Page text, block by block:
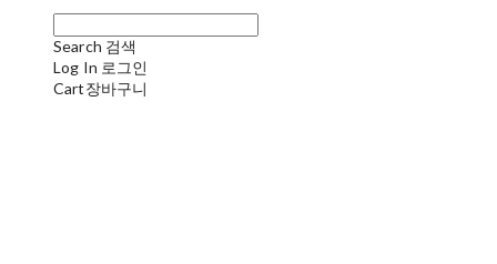
Search 검색
Log In 로그인
Cart장바구니